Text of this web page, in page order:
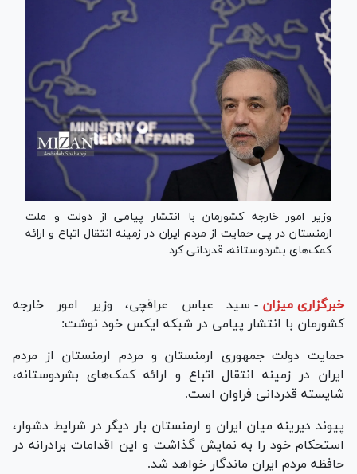
وزیر امور خارجه کشورمان با انتشار پیامی از دولت و ملت
ارمنستان در پی حمایت از مردم ایران در زمینه انتقال اتباع و ارائه
کمک‌های بشردوستانه، قدردانی کرد.
خبرگزاری میزان - سید عباس عراقچی، وزیر امور خارجه
کشورمان با انتشار پیامی در شبکه ایکس خود نوشت:
حمایت دولت جمهوری ارمنستان و مردم ارمنستان از مردم
ایران در زمینه انتقال اتباع و ارائه کمک‌های بشردوستانه،
شایسته قدردانی فراوان است.
پیوند دیرینه میان ایران و ارمنستان بار دیگر در شرایط دشوار،
استحکام خود را به نمایش گذاشت و این اقدامات برادرانه در
حافظه مردم ایران ماندگار خواهد شد.